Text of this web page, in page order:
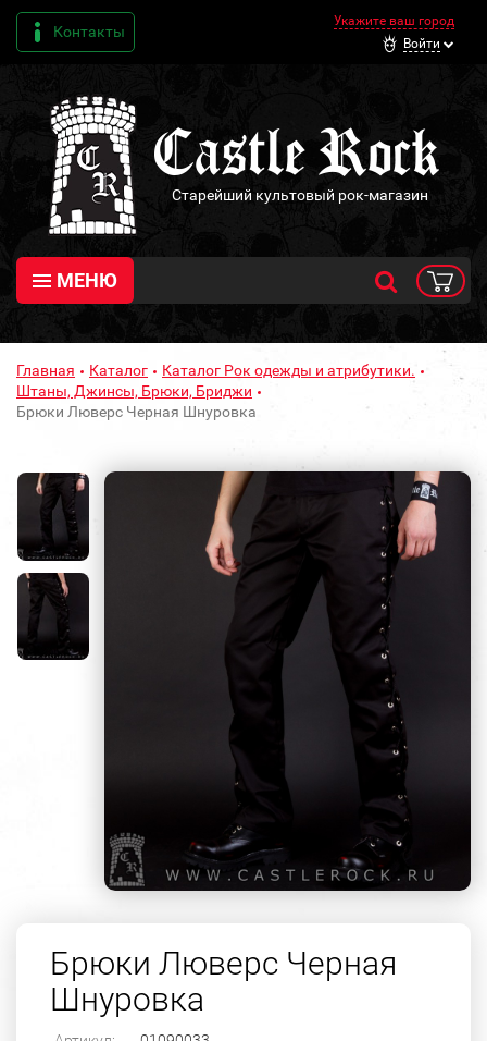
Контакты
Укажите ваш город
Войти
Старейший культовый рок-магазин
МЕНЮ
Главная Каталог
Каталог Рок одежды и атрибутики.
Штаны, Джинсы, Брюки, Бриджи
Брюки Люверс Черная Шнуровка
Брюки Люверс Черная
Шнуровка